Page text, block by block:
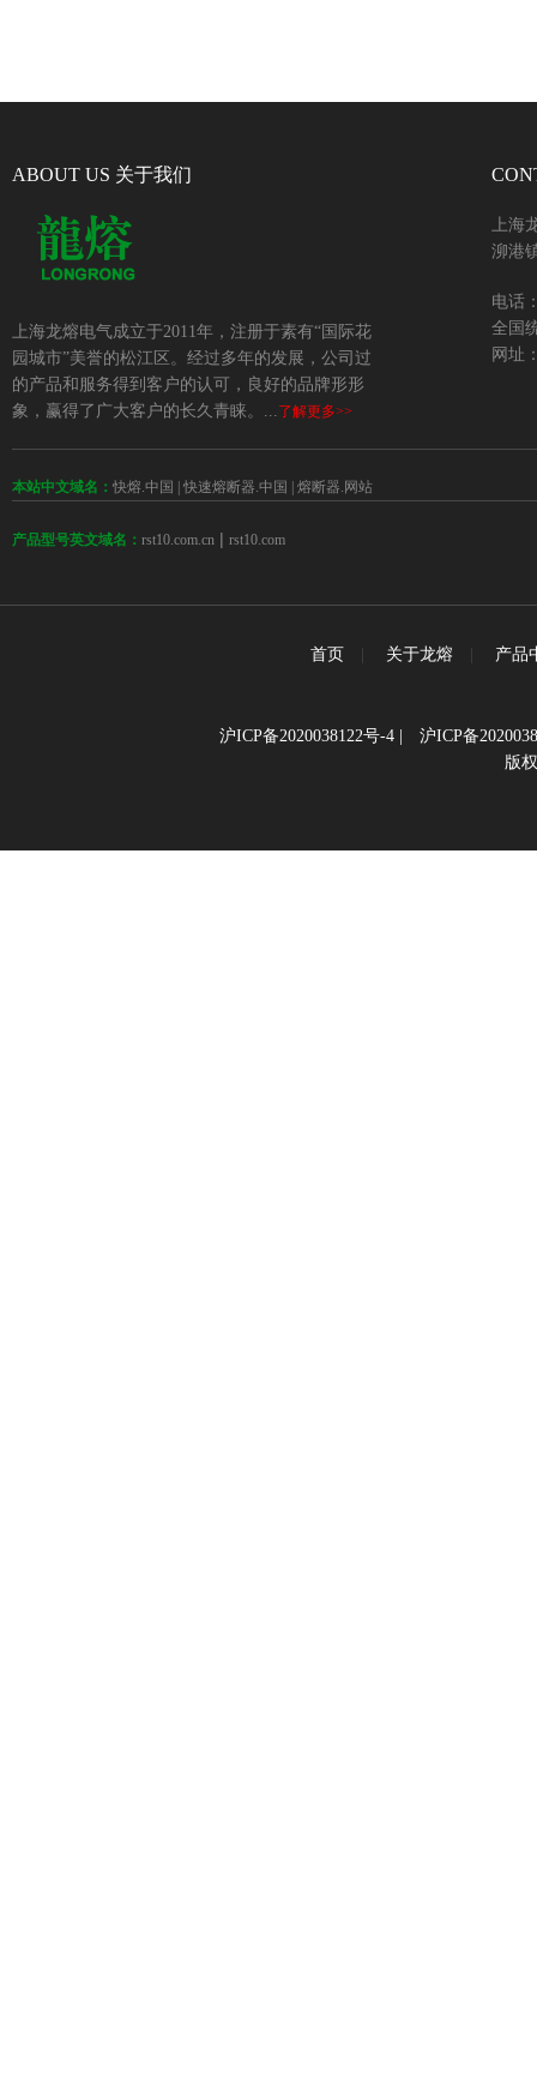
ABOUT US 关于我们
上海龙熔电气成立于2011年，注册于素有“国际花
园城市”美誉的松江区。经过多年的发展，公司过
的产品和服务得到客户的认可，良好的品牌形形
象，赢得了广大客户的长久青睐。...了解更多>>
上海
泖港
电话
全国
网址
本站中文域名： 快熔.中国 快速熔断器.中国 熔断器.网站
产品型号英文域名： rst10.com.cn | rst10.com
首页 关于龙熔 产品
沪ICP备2020038122号-4| 沪ICP备
版